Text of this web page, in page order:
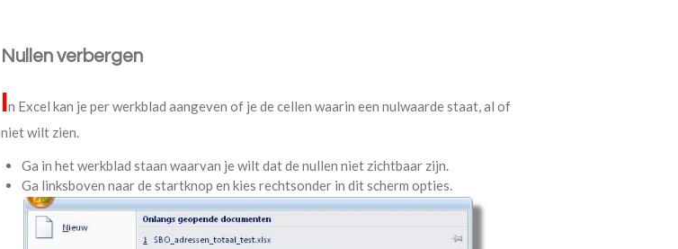
Nullen verbergen
In Excel kan je per werkblad aangeven of je de cellen waarin een nulwaarde staat, al of
niet wilt zien.
Ga in het werkblad staan waarvan je wilt dat de nullen niet zichtbaar zijn.
Ga linksboven naar de startknop en kies rechtsonder in dit scherm opties.